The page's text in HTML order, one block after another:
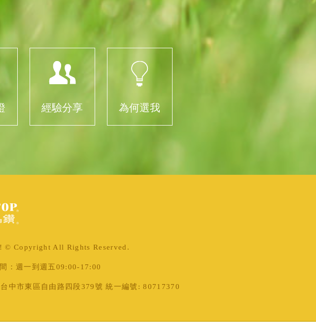
經驗分享 為何選我
© Copyright All Rights Reserved.
：週一到週五09:00-17:00
中市東區自由路四段379號 統一編號: 80717370